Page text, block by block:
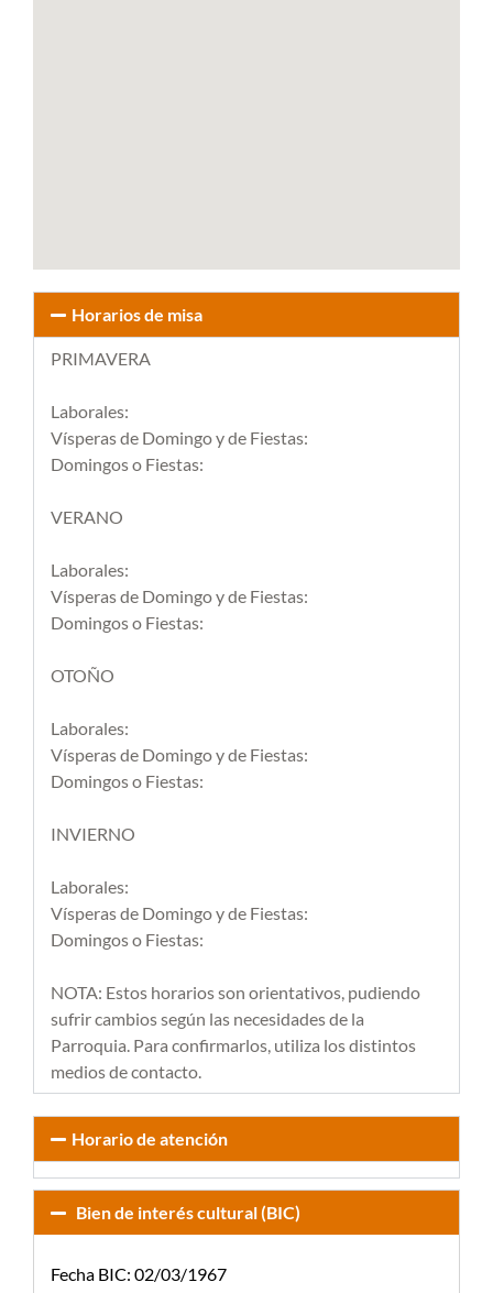
Horarios de misa
PRIMAVERA
Laborales:
Vísperas de Domingo y de Fiestas:
Domingos o Fiestas:
VERANO
Laborales:
Vísperas de Domingo y de Fiestas:
Domingos o Fiestas:
OTOÑO
Laborales:
Vísperas de Domingo y de Fiestas:
Domingos o Fiestas:
INVIERNO
Laborales:
Vísperas de Domingo y de Fiestas:
Domingos o Fiestas:
NOTA: Estos horarios son orientativos, pudiendo
sufrir cambios según las necesidades de la
Parroquia. Para confirmarlos, utiliza los distintos
medios de contacto.
Horario de atención
Bien de interés cultural (BIC)
Fecha BIC: 02/03/1967